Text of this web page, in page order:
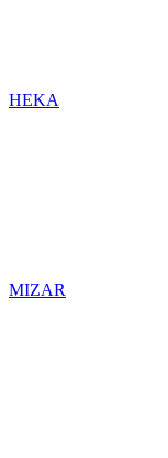
HEKA
MIZAR